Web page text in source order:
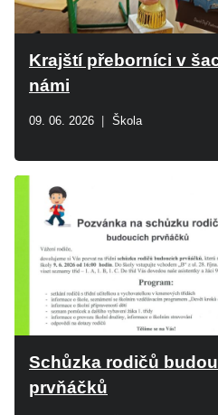
Krajští přeborníci v
námi
09. 06. 2026 Škola
Schůzka rodičů
prvňáčků